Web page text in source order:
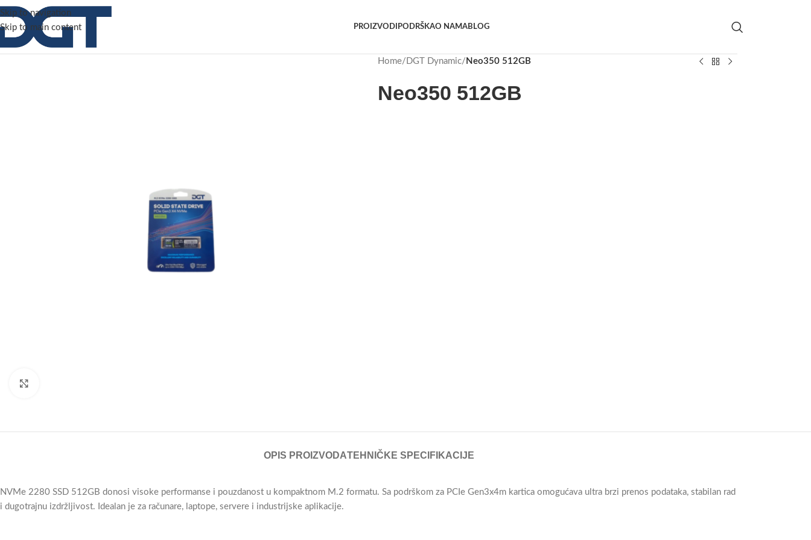
Skip to navigation
Skip to main content
PROIZVODI PODRŠKAO NAMABLOG
Home/ DGT Dynamic/ Neo350 512GB
Neo350 512GB
OPIS PROIZVODATEHNIČKE SPECIFIKACIJE
NVMe 2280 SSD 512GB donosi visoke performanse i pouzdanost u kompaktnom M.2 formatu. Sa podrškom za PCIe Gen3x4m kartica omogućava ultra brzi prenos podataka, stabilan rad
i dugotrajnu izdržljivost. Idealan je za računare, laptope, servere i industrijske aplikacije.